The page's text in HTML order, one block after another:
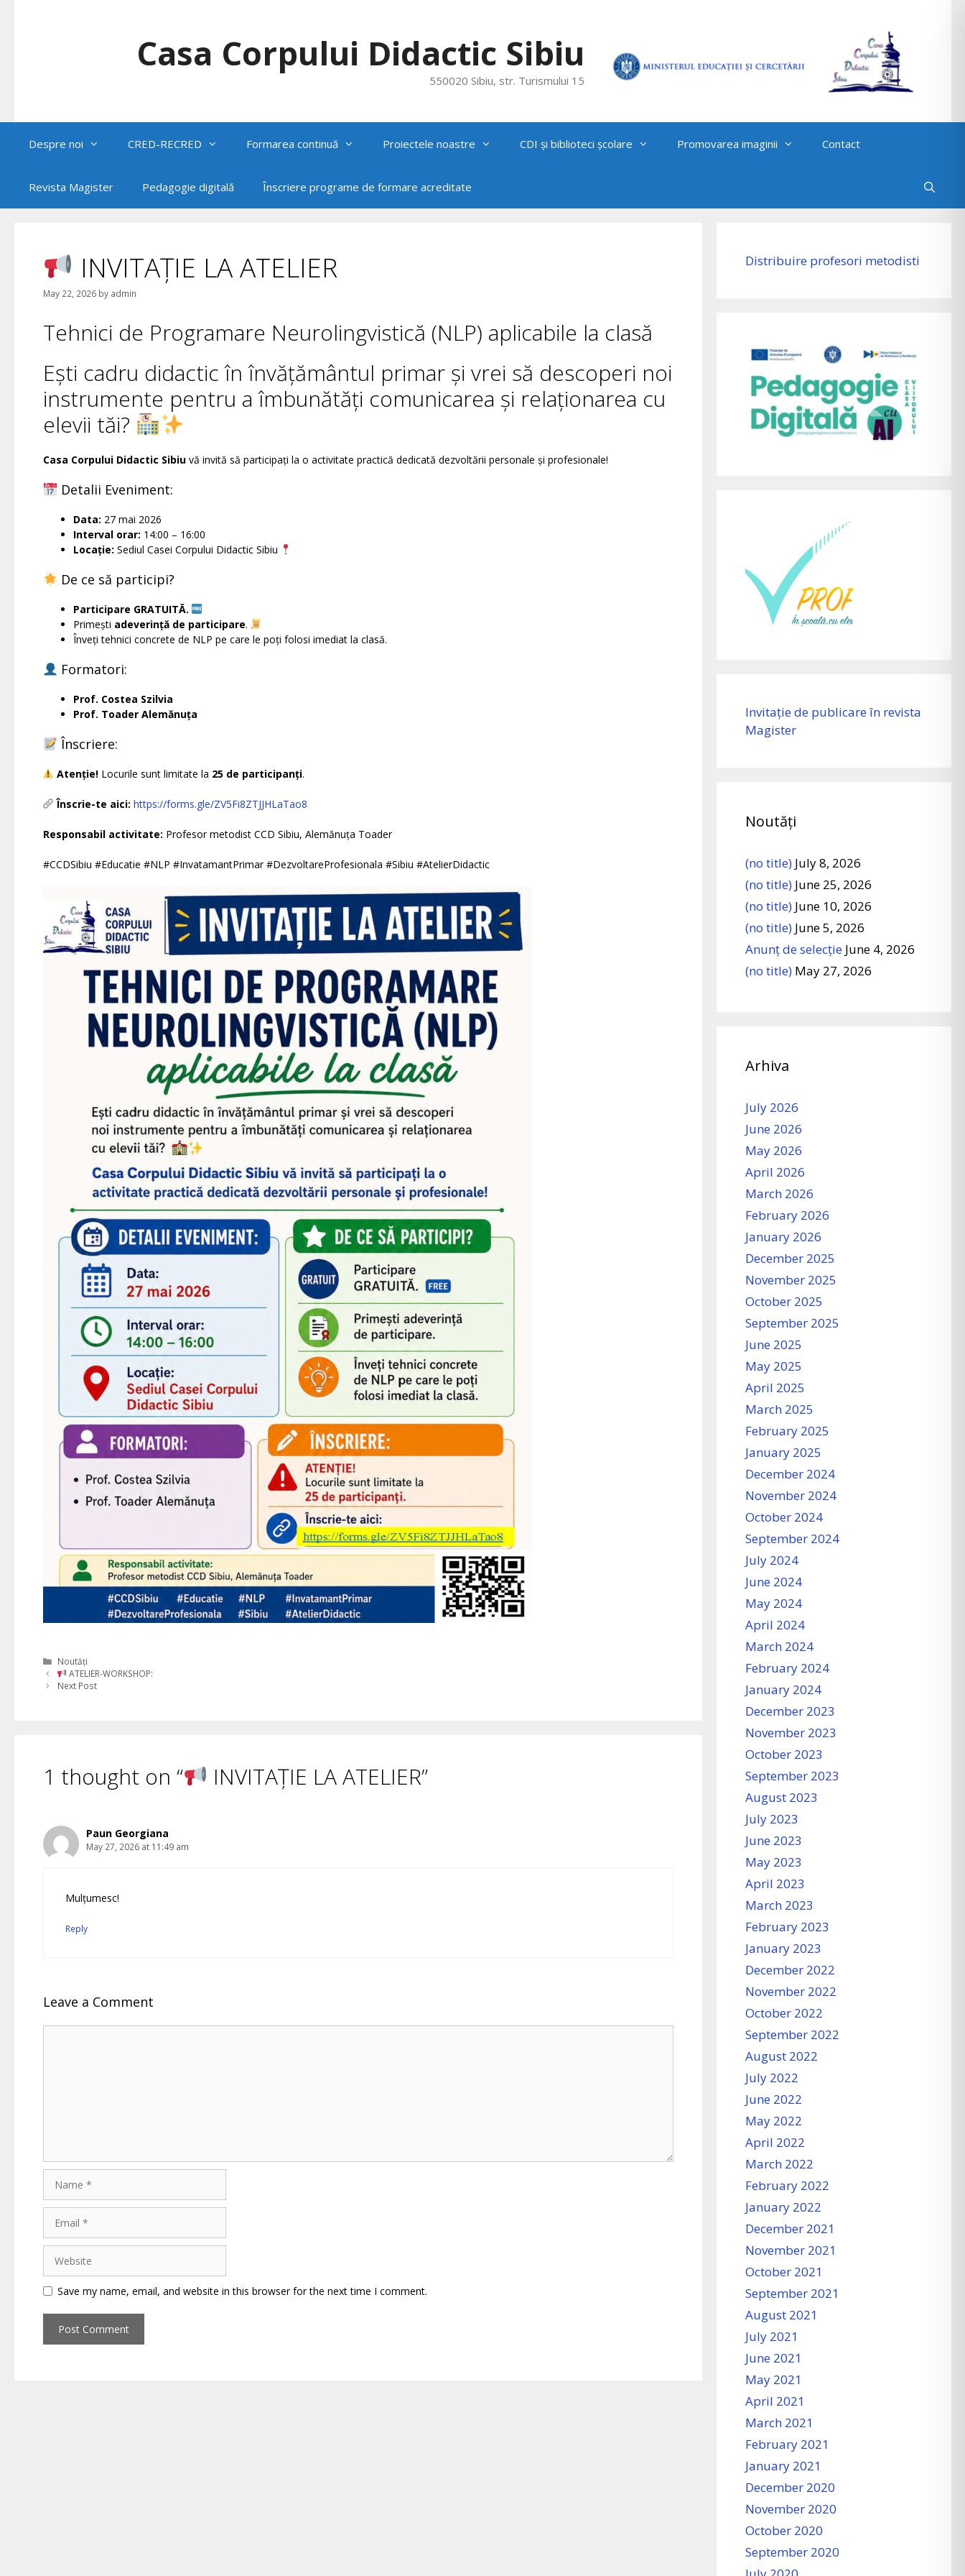
Casa Corpului Didactic Sibiu
550020 Sibiu, str. Turismului 15
Despre noi CRED-RECRED Formarea continuă Proiectele noastre CDI și biblioteci școlare Promovarea imaginii Contact
Revista Magister Pedagogie digitală Înscriere programe de formare acreditate
INVITAȚIE LA ATELIER
May 22, 2026 by admin
Tehnici de Programare Neurolingvistică (NLP) aplicabile la clasă
Ești cadru didactic în învățământul primar și vrei să descoperi noi
instrumente pentru a îmbunătăți comunicarea și relaționarea cu
elevii tăi?
Casa Corpului Didactic Sibiuvă invită să participați la o activitate practică dedicată dezvoltării personale și profesionale!
Detalii Eveniment:
Data: 27 mai 2026
Interval orar: 14:00 – 16:00
Locație: Sediul Casei Corpului Didactic Sibiu
De ce să participi?
Participare GRATUITĂ.
Primești adeverință de participare.
Înveți tehnici concrete de NLP pe care le poți folosi imediat la clasă.
Formatori:
Prof. Costea Szilvia
Prof. Toader Alemănuța
Înscriere:
Atenție! Locurile sunt limitate la 25 de participanți.
Înscrie-te aici: https://forms.gle/ZV5Fi8ZTJJHLaTao8
Responsabil activitate: Profesor metodist CCD Sibiu, Alemănuța Toader
#CCDSibiu #Educatie #NLP #InvatamantPrimar #DezvoltareProfesionala #Sibiu #AtelierDidactic
Categories
Noutăți
ATELIER-WORKSHOP:
Next Post
1 thought on “ INVITAȚIE LA ATELIER”
Paun Georgiana
May 27, 2026 at 11:49 am
Mulțumesc!
Reply
Leave a Comment
Save my name, email, and website in this browser for the next time I comment.
Distribuire profesori metodisti
Invitație de publicare în revista
Magister
Noutăți
(no title) July 8, 2026
(no title) June 25, 2026
(no title) June 10, 2026
(no title) June 5, 2026
Anunț de selecție June 4, 2026
(no title) May 27, 2026
Arhiva
July 2026
June 2026
May 2026
April 2026
March 2026
February 2026
January 2026
December 2025
November 2025
October 2025
September 2025
June 2025
May 2025
April 2025
March 2025
February 2025
January 2025
December 2024
November 2024
October 2024
September 2024
July 2024
June 2024
May 2024
April 2024
March 2024
February 2024
January 2024
December 2023
November 2023
October 2023
September 2023
August 2023
July 2023
June 2023
May 2023
April 2023
March 2023
February 2023
January 2023
December 2022
November 2022
October 2022
September 2022
August 2022
July 2022
June 2022
May 2022
April 2022
March 2022
February 2022
January 2022
December 2021
November 2021
October 2021
September 2021
August 2021
July 2021
June 2021
May 2021
April 2021
March 2021
February 2021
January 2021
December 2020
November 2020
October 2020
September 2020